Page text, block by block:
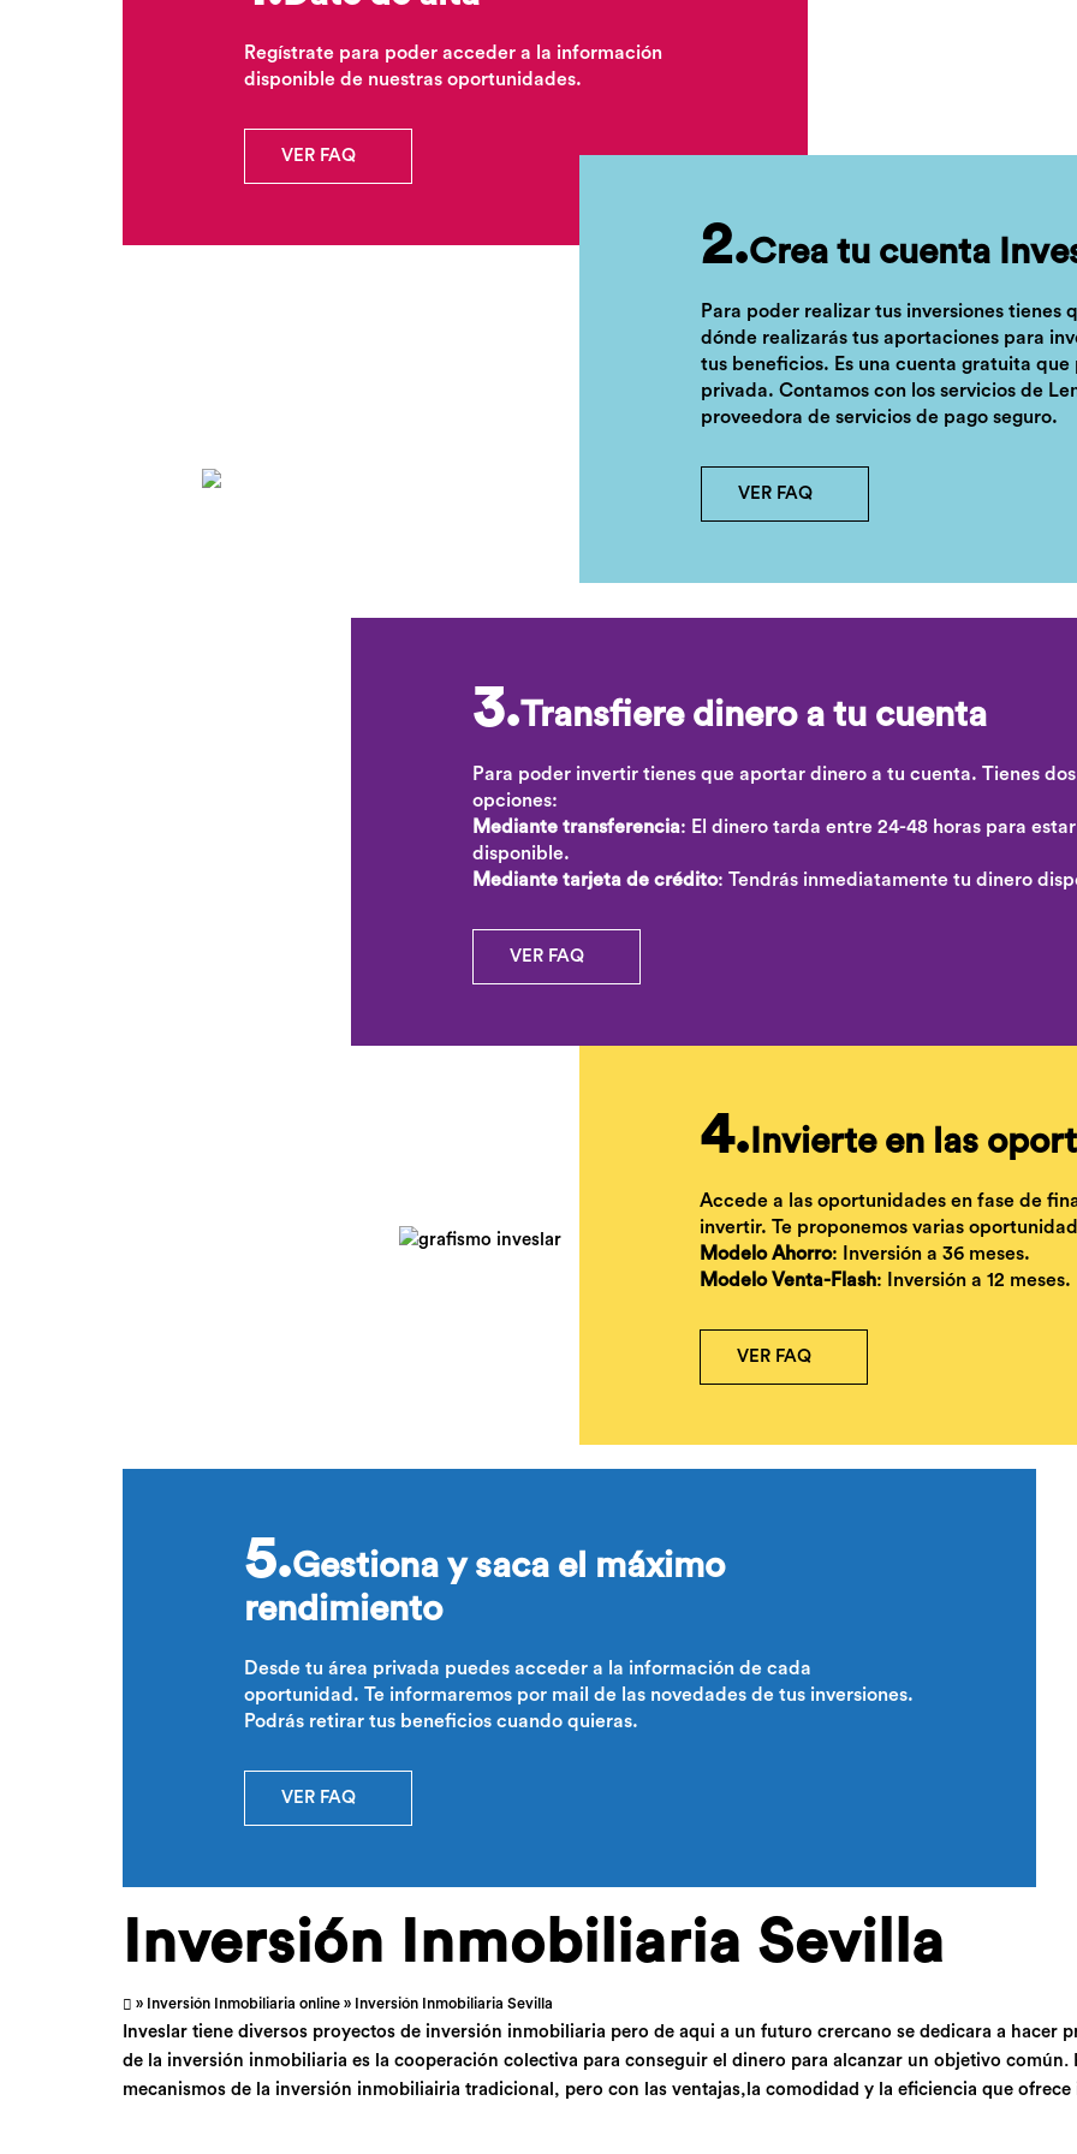
Regístrate para poder acceder a la información
disponible de nuestras oportunidades.
VER FAQ
2.Crea tu cuenta
Para poder realizar tus inversiones tienes
dónde realizarás tus aportaciones para
tus beneficios. Es una cuenta gratuita
privada. Contamos con los servicios de
proveedora de servicios de pago seguro.
VER FAQ
3.Transfiere dinero a tu cuenta
Para poder invertir tienes que aportar dinero a tu cuenta. Tienes dos
opciones:
Mediante transferencia: El dinero tarda entre 24-48 horas para estar
disponible.
Mediante tarjeta de crédito: Tendrás inmediatamente tu dinero
VER FAQ
4. Invierte en las
Accede a las oportunidades en fase de
invertir. Te proponemos varias
Modelo Ahorro: Inversión a 36 meses.
Modelo Venta-Flash: Inversión a 12 meses.
VER FAQ
5.Gestiona y saca el máximo
rendimiento
Desde tu área privada puedes acceder a la información de cada
oportunidad. Te informaremos por mail de las novedades de tus inversiones.
Podrás retirar tus beneficios cuando quieras.
VER FAQ
Inversión Inmobiliaria Sevilla
» Inversión Inmobiliaria online » Inversión Inmobiliaria Sevilla
Inveslar tiene diversos proyectos de inversión inmobiliaria pero de aqui a un futuro crercano se dedicara a hacer
de la inversión inmobiliaria es la cooperación colectiva para conseguir el dinero para alcanzar un objetivo
mecanismos de la inversión inmobiliairia tradicional, pero con las ventajas,la comodidad y la eficiencia que ofrece